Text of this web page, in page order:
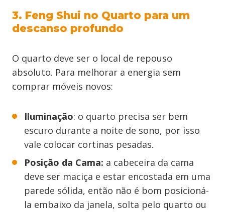
3. Feng Shui no Quarto para um
descanso profundo
O quarto deve ser o local de repouso
absoluto. Para melhorar a energia sem
comprar móveis novos:
Iluminação: o quarto precisa ser bem
escuro durante a noite de sono, por isso
vale colocar cortinas pesadas.
Posição da Cama: a cabeceira da cama
deve ser maciça e estar encostada em uma
parede sólida, então não é bom posicioná-
la embaixo da janela, solta pelo quarto ou